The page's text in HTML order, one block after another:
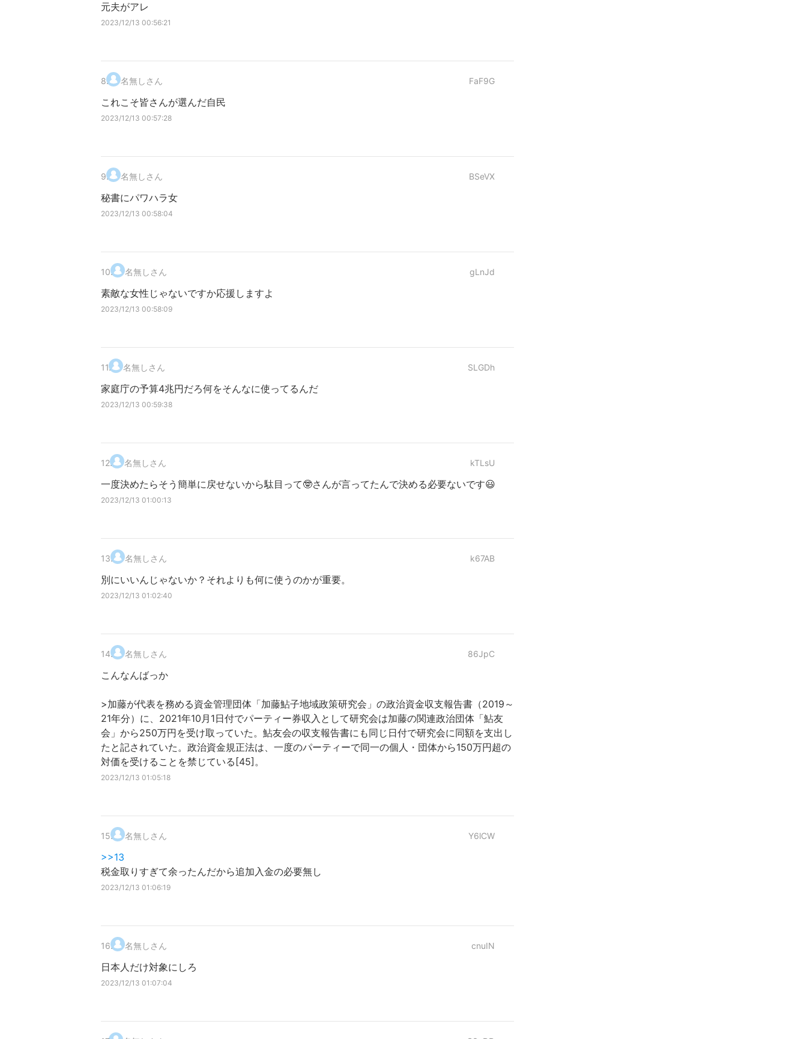
元夫がアレ
2023/12/13 00:56:21
8. 名無しさん FaF9G
これこそ皆さんが選んだ自民
2023/12/13 00:57:28
9. 名無しさん BSeVX
秘書にパワハラ女
2023/12/13 00:58:04
10. 名無しさん gLnJd
素敵な女性じゃないですか応援しますよ
2023/12/13 00:58:09
11. 名無しさん SLGDh
家庭庁の予算4兆円だろ何をそんなに使ってるんだ
2023/12/13 00:59:38
12. 名無しさん kTLsU
一度決めたらそう簡単に戻せないから駄目って🤓さんが言ってたんで決める必要ないです😃
2023/12/13 01:00:13
13. 名無しさん k67AB
別にいいんじゃないか？それよりも何に使うのかが重要。
2023/12/13 01:02:40
14. 名無しさん 86JpC
こんなんばっか
>加藤が代表を務める資金管理団体「加藤鮎子地域政策研究会」の政治資金収支報告書（2019～
21年分）に、2021年10月1日付でパーティー券収入として研究会は加藤の関連政治団体「鮎友
会」から250万円を受け取っていた。鮎友会の収支報告書にも同じ日付で研究会に同額を支出し
たと記されていた。政治資金規正法は、一度のパーティーで同一の個人・団体から150万円超の
対価を受けることを禁じている[45]。
2023/12/13 01:05:18
15. 名無しさん Y6lCW
>>13
税金取りすぎて余ったんだから追加入金の必要無し
2023/12/13 01:06:19
16. 名無しさん cnuIN
日本人だけ対象にしろ
2023/12/13 01:07:04